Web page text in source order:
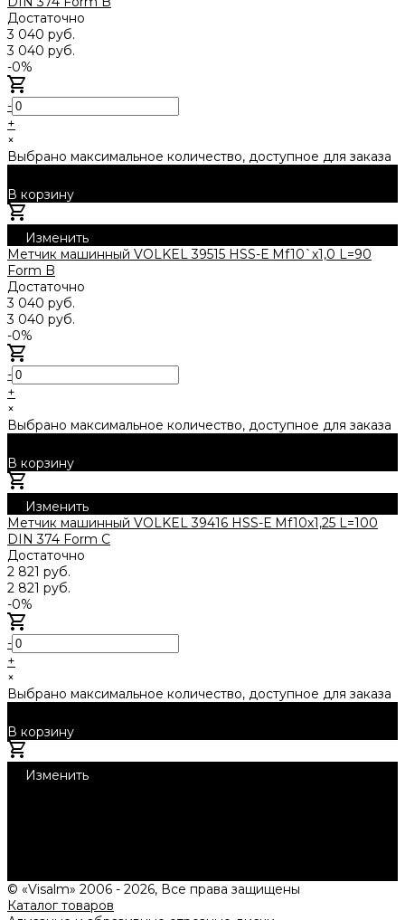
Достаточно
3 040 руб.
3 040 руб.
-0%
-
+
×
Выбрано максимальное количество, доступное для заказа
В корзину
Изменить
Метчик машинный VOLKEL 39515 HSS-Е Mf10`x1,0 L=90
Form B
Достаточно
3 040 руб.
3 040 руб.
-0%
-
+
×
Выбрано максимальное количество, доступное для заказа
В корзину
Изменить
Метчик машинный VOLKEL 39416 HSS-Е Mf10x1,25 L=100
DIN 374 Form С
Достаточно
2 821 руб.
2 821 руб.
-0%
-
+
×
Выбрано максимальное количество, доступное для заказа
В корзину
Изменить
© «Visalm» 2006 - 2026, Все права защищены
Каталог товаров